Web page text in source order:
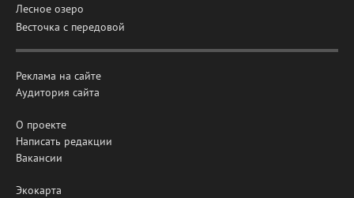
Лесное озеро
Весточка с передовой
Реклама на сайте
Аудитория сайта
О проекте
Написать редакции
Вакансии
Экокарта